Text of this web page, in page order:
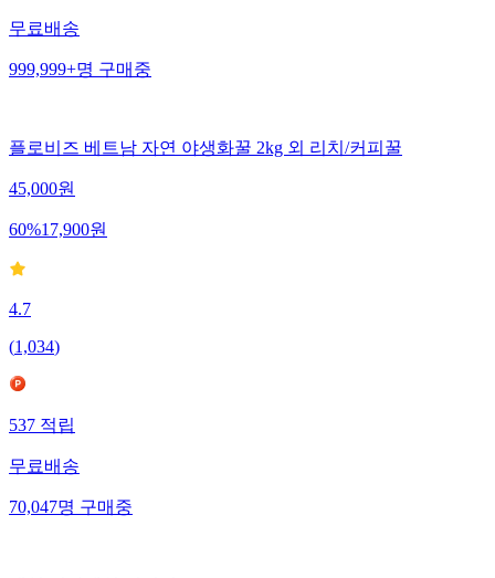
무료배송
999,999+명구매중
플로비즈 베트남 자연 야생화꿀 2kg 외 리치/커피꿀
45,000원
60%17,900원
4.7
(1,034)
537적립
무료배송
70,047명구매중